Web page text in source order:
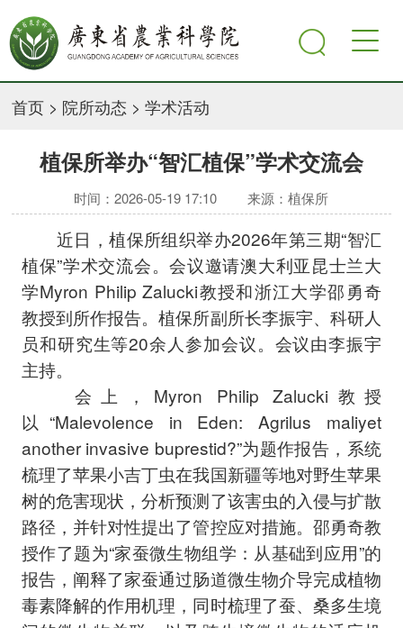
首页 > 院所动态 >学术活动
植保所举办“智汇植保”学术交流会
时间：2026-05-19 17:10 来源：植保所
近日，植保所组织举办2026年第三期“智汇
植保”学术交流会。会议邀请澳大利亚昆士兰大
学Myron Philip Zalucki教授和浙江大学邵勇奇
教授到所作报告。植保所副所长李振宇、科研人
员和研究生等20余人参加会议。会议由李振宇
主持。
会上，Myron Philip Zalucki教授
以“Malevolence in Eden: Agrilus maliyet
another invasive buprestid?”为题作报告，系统
梳理了苹果小吉丁虫在我国新疆等地对野生苹果
树的危害现状，分析预测了该害虫的入侵与扩散
路径，并针对性提出了管控应对措施。邵勇奇教
授作了题为“家蚕微生物组学：从基础到应用”的
报告，阐释了家蚕通过肠道微生物介导完成植物
毒素降解的作用机理，同时梳理了蚕、桑多生境